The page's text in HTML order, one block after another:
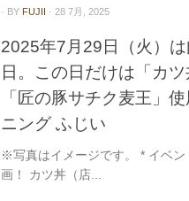
· BY FUJII · 28 7月, 2025
2025年7月29日（火）
日。この日だけは「カツ
「匠の豚サチク麦王」
ニング ふじい
※写真はイメージです。 * イベン
画！ カツ丼（店...